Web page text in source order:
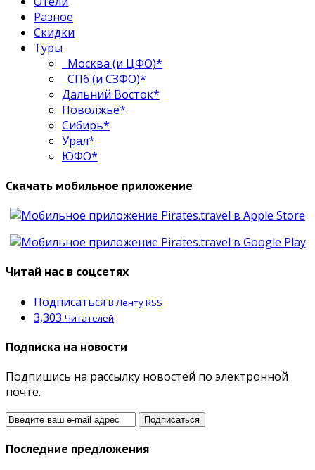
Разное
Скидки
Туры
Москва (и ЦФО)*
СПб (и СЗФО)*
Дальний Восток*
Поволжье*
Сибирь*
Урал*
ЮФО*
Скачать мобильное приложение
Читай нас в соцсетях
Подписаться В Ленту RSS
3,303 Читателей
Подписка на новости
Подпишись на рассылку новостей по электронной
почте.
Последние предложения